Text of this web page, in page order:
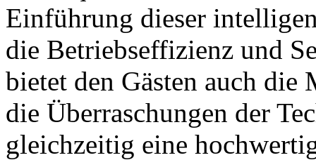
Einführung dieser
die Betriebseffizienz und
bietet den Gästen auch
die Überraschungen der
gleichzeitig eine